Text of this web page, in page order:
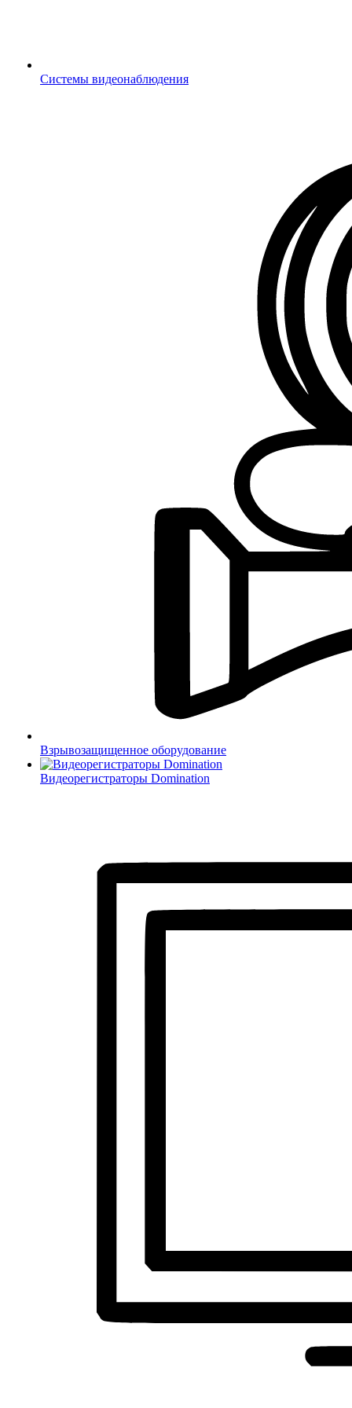
Системы видеонаблюдения
Взрывозащищенное оборудование
Видеорегистраторы Domination